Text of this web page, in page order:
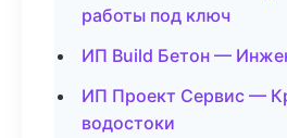
работы под ключ
ИП Build Бетон —
ИП Проект Сервис —
водостоки